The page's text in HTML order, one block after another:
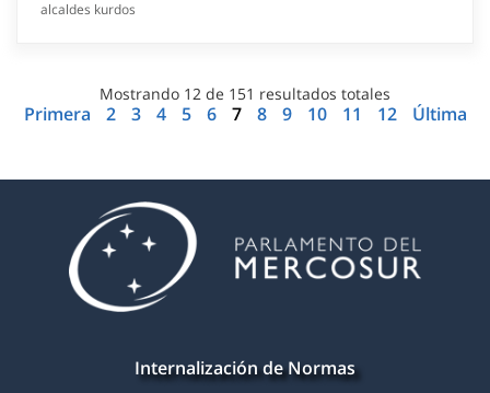
alcaldes kurdos
Mostrando 12 de 151 resultados totales
Primera 2 3 4 5 6 7 8 9 10 11 12 Última
Internalización de Normas